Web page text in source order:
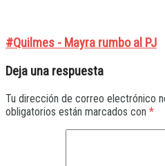
#Quilmes - Mayra rumbo al PJ
Deja una respuesta
Tu dirección de correo electrónico
obligatorios están marcados con *